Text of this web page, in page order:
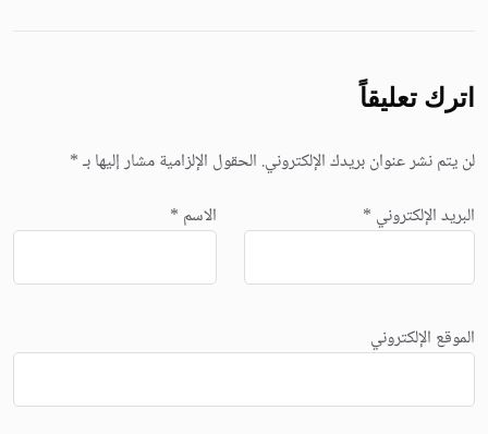
اترك تعليقاً
لن يتم نشر عنوان بريدك الإلكتروني. الحقول الإلزامية مشار إليها بـ*
الاسم * البريد الإلكتروني *
الموقع الإلكتروني